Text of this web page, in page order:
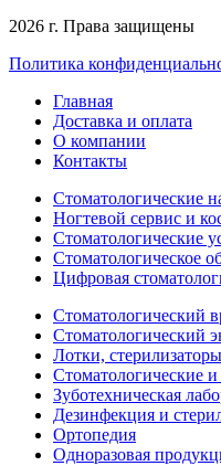
2026 г. Права защищены
Политика
Главная
Доставка и оплата
О компании
Контакты
Стоматологические
Ногтевой сервис и
Стоматологические
Стоматологическое
Цифровая
Стоматологический
Стоматологический
Лотки, стерилизаторы
Стоматологические
Зуботехническая
Дезинфекция и
Ортопедия
Одноразовая